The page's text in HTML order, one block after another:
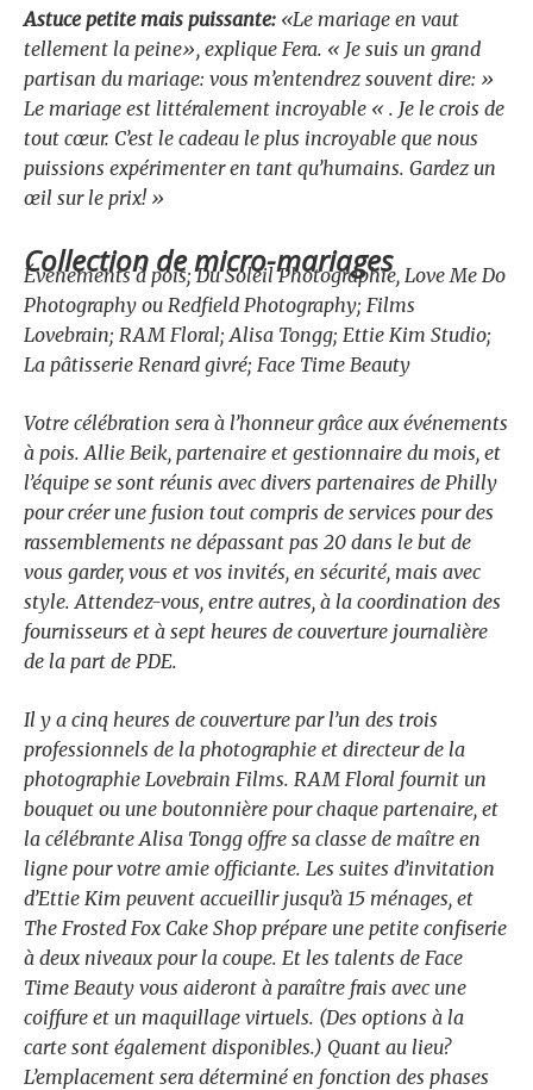
Astuce petite mais puissante: «Le mariage en vaut
tellement la peine», explique Fera. « Je suis un grand
partisan du mariage: vous m’entendrez souvent dire: »
Le mariage est littéralement incroyable « . Je le crois de
tout cœur. C’est le cadeau le plus incroyable que nous
puissions expérimenter en tant qu’humains. Gardez un
œil sur le prix! »
Collection de micro-mariages
Événements à pois; Du Soleil Photographie, Love Me Do
Photography ou Redfield Photography; Films
Lovebrain; RAM Floral; Alisa Tongg; Ettie Kim Studio;
La pâtisserie Renard givré; Face Time Beauty
Votre célébration sera à l’honneur grâce aux événements
à pois. Allie Beik, partenaire et gestionnaire du mois, et
l’équipe se sont réunis avec divers partenaires de Philly
pour créer une fusion tout compris de services pour des
rassemblements ne dépassant pas 20 dans le but de
vous garder, vous et vos invités, en sécurité, mais avec
style. Attendez-vous, entre autres, à la coordination des
fournisseurs et à sept heures de couverture journalière
de la part de PDE.
Il y a cinq heures de couverture par l’un des trois
professionnels de la photographie et directeur de la
photographie Lovebrain Films. RAM Floral fournit un
bouquet ou une boutonnière pour chaque partenaire, et
la célébrante Alisa Tongg offre sa classe de maître en
ligne pour votre amie officiante. Les suites d’invitation
d’Ettie Kim peuvent accueillir jusqu’à 15 ménages, et
The Frosted Fox Cake Shop prépare une petite confiserie
à deux niveaux pour la coupe. Et les talents de Face
Time Beauty vous aideront à paraître frais avec une
coiffure et un maquillage virtuels. (Des options à la
carte sont également disponibles.) Quant au lieu?
L’emplacement sera déterminé en fonction des phases